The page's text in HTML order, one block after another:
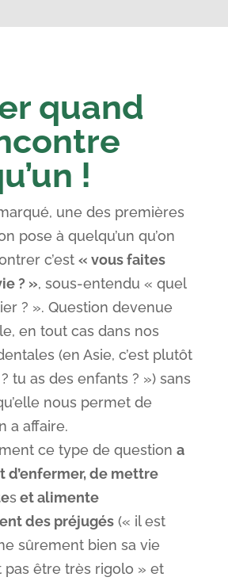
quand
!
une des premières
pose à quelqu’un qu’on
c’est « vous faites
? », sous-entendu « quel
? ». Question devenue
en tout cas dans nos
(en Asie, c’est plutôt
tu as des enfants ? ») sans
nous permet de
a affaire.
ce type de question a
d’enfermer, de mettre
s et alimente
des préjugés(« il est
sûrement bien sa vie
pas être très rigolo » et